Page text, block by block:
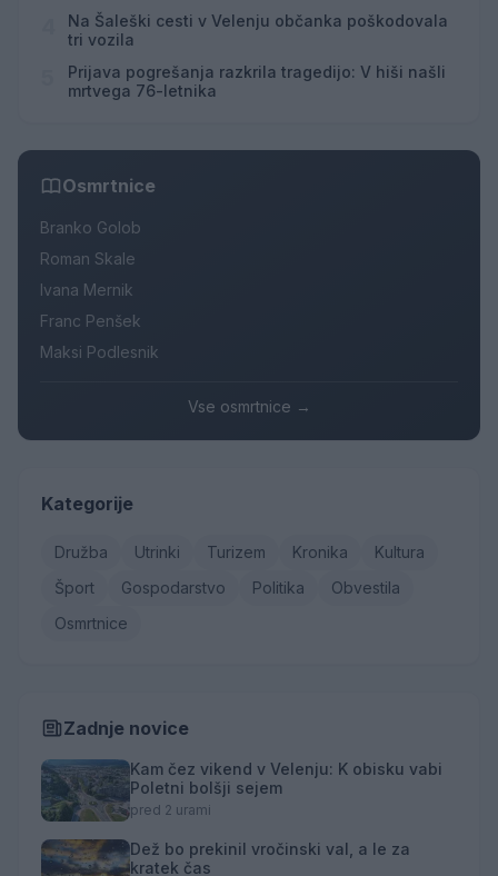
Na Šaleški cesti v Velenju občanka poškodovala
tri vozila
Prijava pogrešanja razkrila tragedijo: V hiši našli
mrtvega 76-letnika
Osmrtnice
Branko Golob
Roman Skale
Ivana Mernik
Franc Penšek
Maksi Podlesnik
Vse osmrtnice →
Kategorije
Družba Utrinki Turizem Kronika
Kultura
Šport
Gospodarstvo Politika
Obvestila
Osmrtnice
Zadnje novice
Kam čez vikend v Velenju: K obisku vabi
Poletni bolšji sejem
pred 2 urami
Dež bo prekinil vročinski val, a le za
kratek čas